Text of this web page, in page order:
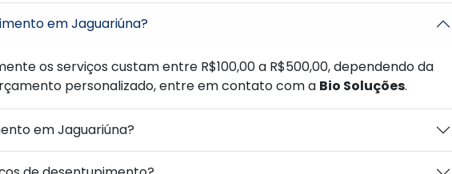
em Jaguariúna?
os serviços custam entre R$100,00 a R$500,00, dependendo da
personalizado, entre em contato com a Bio Soluções.
em Jaguariúna?